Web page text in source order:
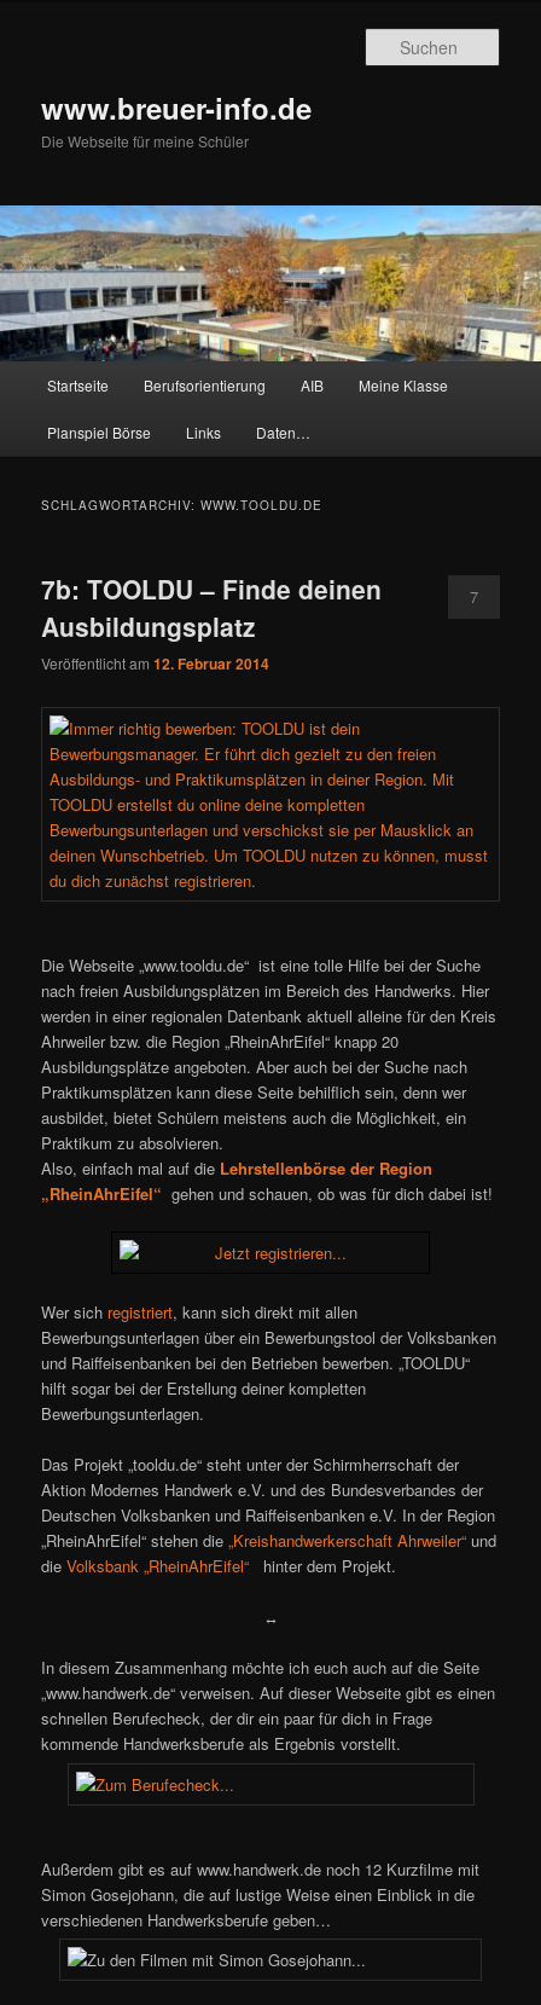
www.breuer-info.de
Die Webseite für meine Schüler
Startseite Berufsorientierung AIB Meine Klasse
Planspiel Börse Links Daten…
SCHLAGWORTARCHIV:WWW.TOOLDU.DE
7b: TOOLDU – Finde deinen
Ausbildungsplatz
Veröffentlicht am12. Februar 2014
7
Die Webseite „www.tooldu.de“ ist eine tolle Hilfe bei der Suche
nach freien Ausbildungsplätzen im Bereich des Handwerks. Hier
werden in einer regionalen Datenbank aktuell alleine für den Kreis
Ahrweiler bzw. die Region „RheinAhrEifel“ knapp 20
Ausbildungsplätze angeboten. Aber auch bei der Suche nach
Praktikumsplätzen kann diese Seite behilflich sein, denn wer
ausbildet, bietet Schülern meistens auch die Möglichkeit, ein
Praktikum zu absolvieren.
Also, einfach mal auf die Lehrstellenbörse der Region
„RheinAhrEifel“ gehen und schauen, ob was für dich dabei ist!
Wer sich registriert, kann sich direkt mit allen
Bewerbungsunterlagen über ein Bewerbungstool der Volksbanken
und Raiffeisenbanken bei den Betrieben bewerben. „TOOLDU“
hilft sogar bei der Erstellung deiner kompletten
Bewerbungsunterlagen.
Das Projekt „tooldu.de“ steht unter der Schirmherrschaft der
Aktion Modernes Handwerk e.V. und des Bundesverbandes der
Deutschen Volksbanken und Raiffeisenbanken e.V. In der Region
„RheinAhrEifel“ stehen die„Kreishandwerkerschaft Ahrweiler“ und
dieVolksbank „RheinAhrEifel“ hinter dem Projekt.
↔
In diesem Zusammenhang möchte ich euch auch auf die Seite
„www.handwerk.de“ verweisen. Auf dieser Webseite gibt es einen
schnellen Berufecheck, der dir ein paar für dich in Frage
kommende Handwerksberufe als Ergebnis vorstellt.
Außerdem gibt es auf www.handwerk.de noch 12 Kurzfilme mit
Simon Gosejohann, die auf lustige Weise einen Einblick in die
verschiedenen Handwerksberufe geben…